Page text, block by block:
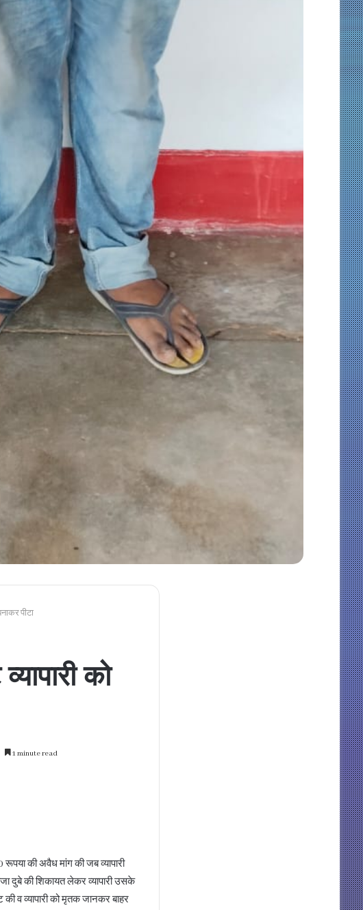
पीटा
को
1 minute read
रूपया की अवैध मांग की जब व्यापारी
दुबे की शिकायत लेकर व्यापारी उसके
व व्यापारी को मृतक जानकर बाहर